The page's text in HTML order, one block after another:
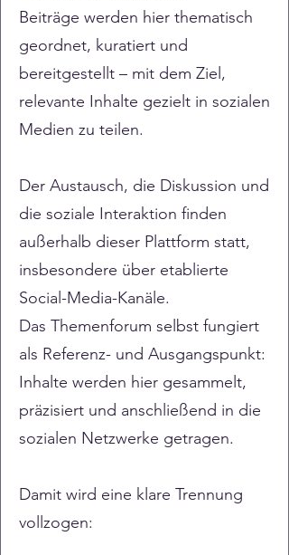
Beiträge werden hier thematisch
geordnet, kuratiert und
bereitgestellt – mit dem Ziel,
relevante Inhalte gezielt in sozialen
Medien zu teilen.
Der Austausch, die Diskussion und
die soziale Interaktion finden
außerhalb dieser Plattform statt,
insbesondere über etablierte
Social-Media-Kanäle.
Das Themenforum selbst fungiert
als Referenz- und Ausgangspunkt:
Inhalte werden hier gesammelt,
präzisiert und anschließend in die
sozialen Netzwerke getragen.
Damit wird eine klare Trennung
vollzogen: